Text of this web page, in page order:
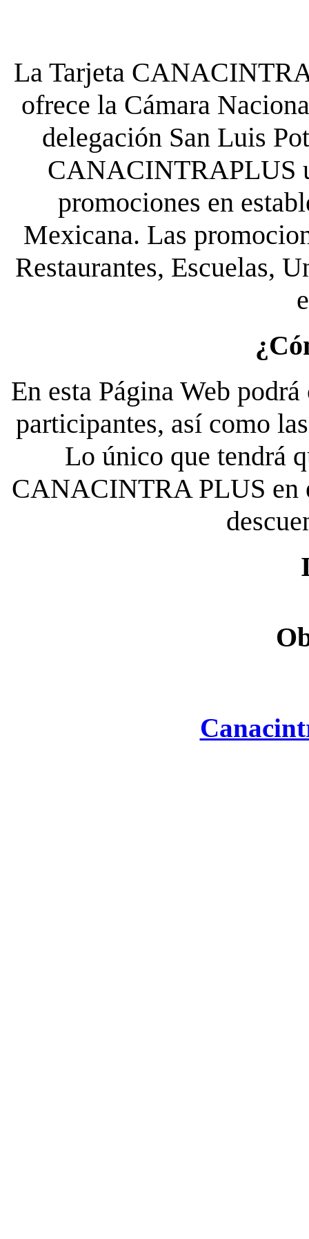
La Tarjeta
ofrece la Cámara
delegación San Luis
CANACINTRAPLUS
promociones en
Mexicana. Las
Restaurantes, Escuelas,
En esta Página Web
participantes, así como
Lo único que tendrá
CANACINTRA PLUS en